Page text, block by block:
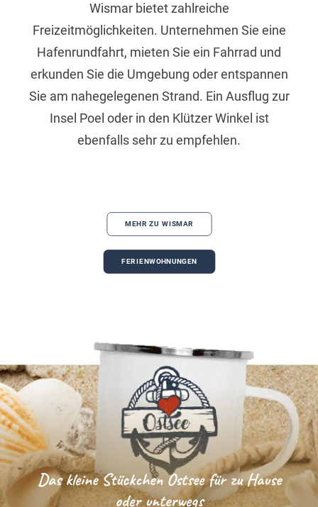
Wismar bietet zahlreiche
Freizeitmöglichkeiten. Unternehmen Sie eine
Hafenrundfahrt, mieten Sie ein Fahrrad und
erkunden Sie die Umgebung oder entspannen
Sie am nahegelegenen Strand. Ein Ausflug zur
Insel Poel oder in den Klützer Winkel ist
ebenfalls sehr zu empfehlen.
MEHR ZU WISMAR
FERIENWOHNUNGEN
Das kleine Stückchen Ostsee für zu Hause
oder unterwegs